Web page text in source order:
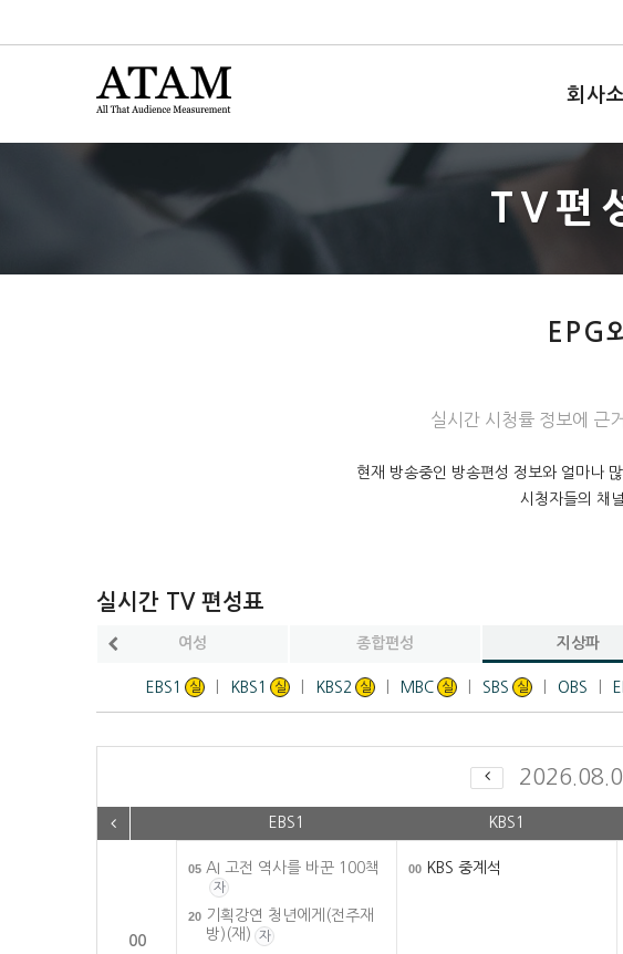
회사
TV편
EPG
실시간 시청률 정보에 근
현재 방송중인 방송편성 정보와 얼마나
시청자들의 채
실시간 TV 편성표
여성 종합편성 지상파
EBS1 실 KBS1 실 KBS2 실 MBC 실 SBS 실 OBS
EBS1 KBS1
00
05 AI 고전 역사를 바꾼 100책
자
20 기획강연 청년에게(전주재
방)(재)
자
00 KBS 중계석